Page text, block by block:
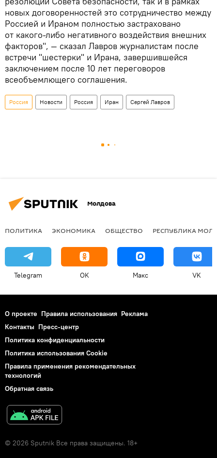
новых договоренностей это сотрудничество между
Россией и Ираном полностью застраховано
от какого-либо негативного воздействия внешних
факторов", — сказал Лавров журналистам после
встречи "шестерки" и Ирана, завершившейся
заключением после 10 лет переговоров
всеобъемлющего соглашения.
Россия Новости Россия Иран Сергей Лавров
Молдова
ПОЛИТИКА ЭКОНОМИКА ОБЩЕСТВО РЕСПУБЛИКА
Telegram OK Макс VK
О проекте Правила использования Реклама
Контакты Пресс-центр
Политика конфиденциальности
Политика использования Cookie
Правила применения рекомендательных
технологий
Обратная связь
© 2026 Sputnik Все права защищены. 18+